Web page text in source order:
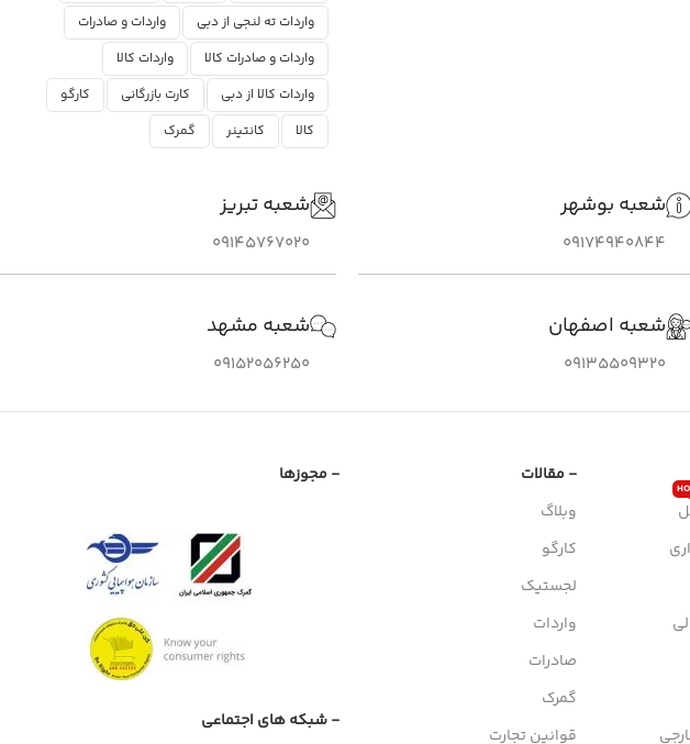
واردات ته لنجی از دبی
واردات و صادرات
واردات و صادرات کالا
واردات کالا
واردات کالا از دبی
کارت بازرگانی
کارگو
کالا
کانتینر گمرک
شعبه بوشهر
09174940844
شعبه اصفهان
09135509320
شعبه تبریز
09145767020
شعبه مشهد
09152056250
- مقالات
وبلاگ
کارگو
لجستیک
واردات
صادرات
گمرک
قوانین تجارت
- مجوزها
- شبکه های اجتماعی